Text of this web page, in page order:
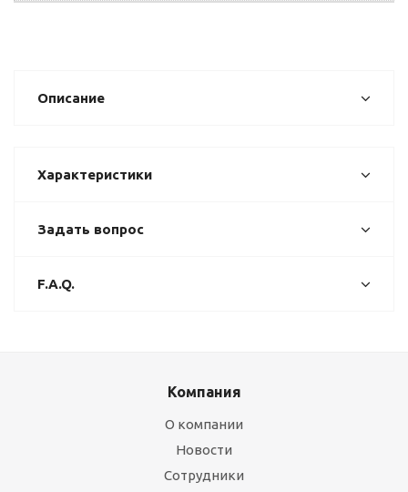
Описание
Характеристики
Задать вопрос
F.A.Q.
Компания
О компании
Новости
Сотрудники